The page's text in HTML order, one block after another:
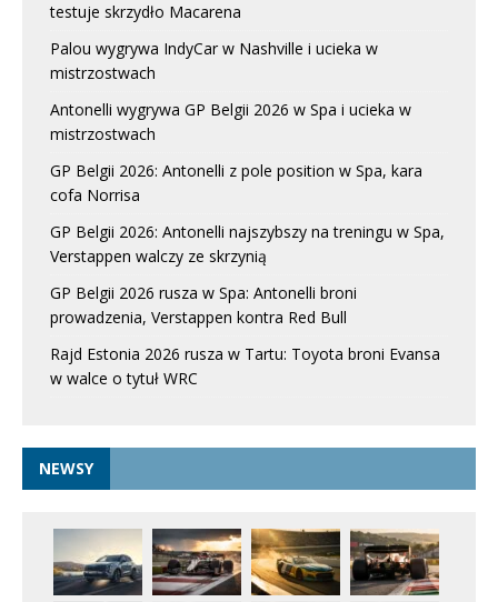
testuje skrzydło Macarena
Palou wygrywa IndyCar w Nashville i ucieka w
mistrzostwach
Antonelli wygrywa GP Belgii 2026 w Spa i ucieka w
mistrzostwach
GP Belgii 2026: Antonelli z pole position w Spa, kara
cofa Norrisa
GP Belgii 2026: Antonelli najszybszy na treningu w Spa,
Verstappen walczy ze skrzynią
GP Belgii 2026 rusza w Spa: Antonelli broni
prowadzenia, Verstappen kontra Red Bull
Rajd Estonia 2026 rusza w Tartu: Toyota broni Evansa
w walce o tytuł WRC
NEWSY